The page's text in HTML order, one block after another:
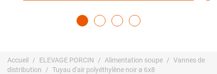
Accueil ELEVAGE PORCIN Alimentation soupe
Vannes de
distribution
Tuyau d'air polyéthylène noir ø 6x8